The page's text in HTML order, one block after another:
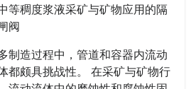
等稠度浆液采矿与矿物应用的隔
阀
制造过程中，管道和容器内流动
都颇具挑战性。 在采矿与矿物行